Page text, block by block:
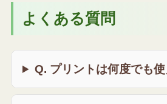
よくある質問
Q. プリントは何度でも使